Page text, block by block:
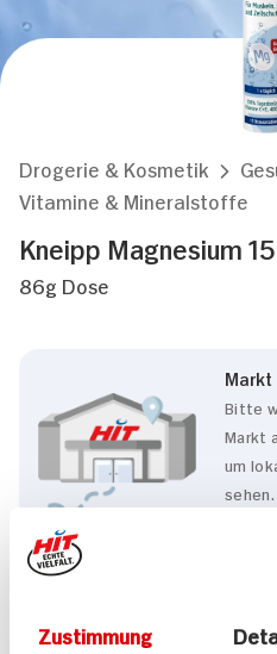
Zustimmung
Drogerie & Kosmetik
Vitamine & Mineralstoffe
Kneipp Magnesium
86g Dose
Markt
Bitte
Markt
um
sehen.